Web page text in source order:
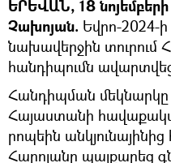
ԵՐԵՎԱՆ, 18
Չախոյան. Եվրո-2024-
նախավերջին տուրում
հանդիպումն ավարտվեց
Հանդիպման մեկնարկը
Հայաստանի
րոպեին
Հարոյանը պայքարեց